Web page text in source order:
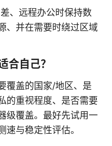
、远程办公时保持数
、并在需要时绕过区域
合自己？
覆盖的国家/地区、是
的重视程度、是否需要
级覆盖。最好先试用一
速与稳定性评估。